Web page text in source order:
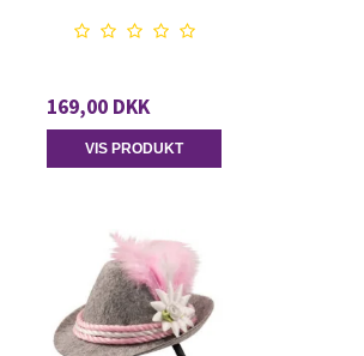
169,00 DKK
VIS PRODUKT